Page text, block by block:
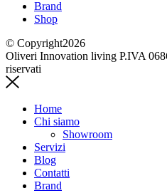
Brand
Shop
© Copyright2026
Oliveri Innovation living P.IVA
riservati
Home
Chi siamo
Showroom
Servizi
Blog
Contatti
Brand